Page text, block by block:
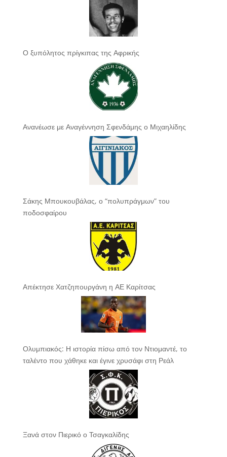
Ο ξυπόλητος πρίγκιπας της Αφρικής
Ανανέωσε με Αναγέννηση Σφενδάμης ο Μιχαηλίδης
Σάκης Μπουκουβάλας, ο “πολυπράγμων” του
ποδοσφαίρου
Απέκτησε Χατζηπουργάνη η ΑΕ Καρίτσας
Ολυμπιακός: Η ιστορία πίσω από τον Ντιομαντέ, το
ταλέντο που χάθηκε και έγινε χρυσάφι στη Ρεάλ
Ξανά στον Πιερικό ο Τσαγκαλίδης